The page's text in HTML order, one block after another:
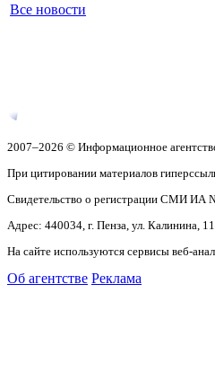
Все новости
2007–2026 © Информационное
При цитировании материалов
Свидетельство о регистрации СМИ ИА
Адрес: 440034, г. Пенза, ул. Калинина,
На сайте используются сервисы веб-
Об агентстве Реклама